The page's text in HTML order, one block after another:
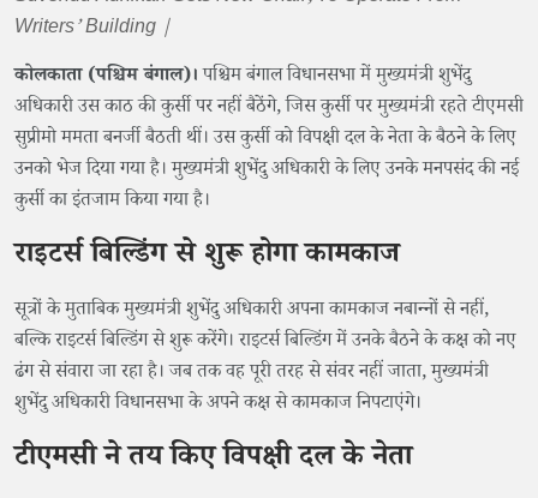
Writers’ Building |
कोलकाता (पश्चिम बंगाल)।पश्चिम बंगाल विधानसभा में मुख्यमंत्री शुभेंदु
अधिकारी उस काठ की कुर्सी पर नहीं बैठेंगे, जिस कुर्सी पर मुख्यमंत्री रहते टीएमसी
सुप्रीमो ममता बनर्जी बैठती थीं। उस कुर्सी को विपक्षी दल के नेता के बैठने के लिए
उनको भेज दिया गया है। मुख्यमंत्री शुभेंदु अधिकारी के लिए उनके मनपसंद की नई
कुर्सी का इंतजाम किया गया है।
राइटर्स बिल्डिंग से शुरू होगा कामकाज
सूत्रों के मुताबिक मुख्यमंत्री शुभेंदु अधिकारी अपना कामकाज नबान्नों से नहीं,
बल्कि राइटर्स बिल्डिंग से शुरू करेंगे। राइटर्स बिल्डिंग में उनके बैठने के कक्ष को नए
ढंग से संवारा जा रहा है। जब तक वह पूरी तरह से संवर नहीं जाता, मुख्यमंत्री
शुभेंदु अधिकारी विधानसभा के अपने कक्ष से कामकाज निपटाएंगे।
टीएमसी ने तय किए विपक्षी दल के नेता